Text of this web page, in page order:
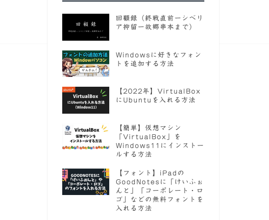
回顧録（終戦直前ーシベリ
ア抑留ー故郷串本まで）
Windowsに好きなフォン
トを追加する方法
【2022年】VirtualBox
にUbuntuを入れる方法
【簡単】仮想マシン
「VirtualBox」を
Windows11にインストー
ルする方法
【フォント】iPadの
GoodNotesに「けいふぉ
んと」「コーポレート・ロ
ゴ」などの無料フォントを
入れる方法